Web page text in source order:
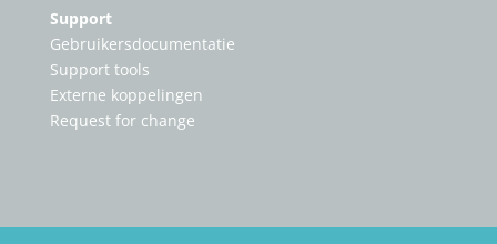
Support
Gebruikersdocumentatie
Support tools
Externe koppelingen
Request for change